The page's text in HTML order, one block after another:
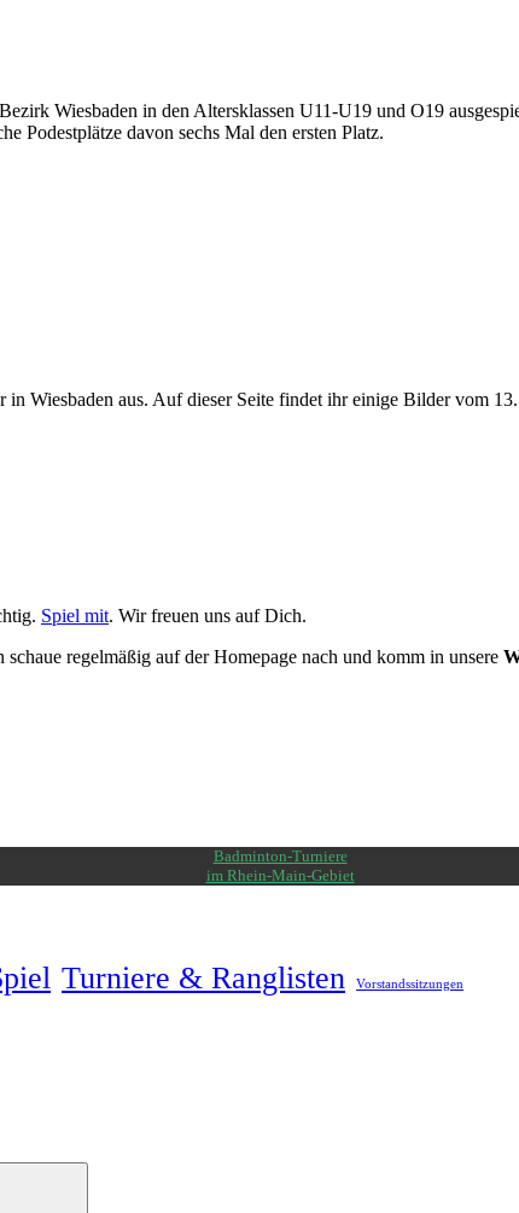
Wiesbaden in den Altersklassen U11-U19 und O19
Podestplätze davon sechs Mal den ersten Platz.
Wiesbaden aus. Auf dieser Seite findet ihr einige Bilder vom
Spiel mit. Wir freuen uns auf Dich.
regelmäßig auf der Homepage nach und komm in unsere
Badminton-Turniere
im Rhein-Main-Gebiet
Turniere & Ranglisten Vorstandssitzungen